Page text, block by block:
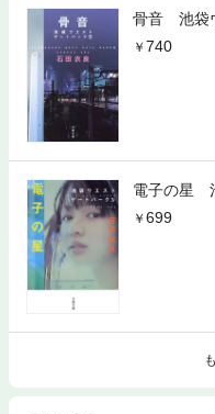
骨音 池袋
740
電子の星
699